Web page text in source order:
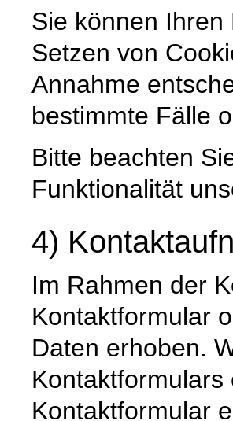
Sie können
Setzen von
Annahme
bestimmte Fälle
Bitte beachten
Funktionalität
4)
Im Rahmen der
Kontaktformular
Daten erhoben.
Kontaktformular